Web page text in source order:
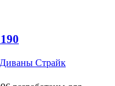
Диваны Страйк